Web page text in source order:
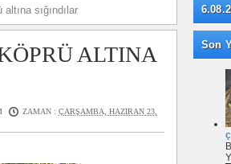
sığındılar
ALTINA
ZAMAN : ÇARŞAMBA, HAZIRAN 23,
Son